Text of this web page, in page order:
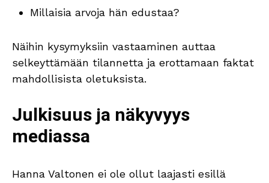
Millaisia arvoja hän edustaa?
Näihin kysymyksiin vastaaminen auttaa
selkeyttämään tilannetta ja erottamaan faktat
mahdollisista oletuksista.
Julkisuus ja näkyvyys
mediassa
Hanna Valtonen ei ole ollut laajasti esillä